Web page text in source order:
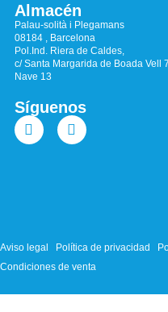
Almacén
Palau-solità i Plegamans
08184 , Barcelona
Pol.Ind. Riera de Caldes,
c/ Santa Margarida de Boada Vell
Nave 13
Síguenos
Aviso legal Política de privacidad
Condiciones de venta